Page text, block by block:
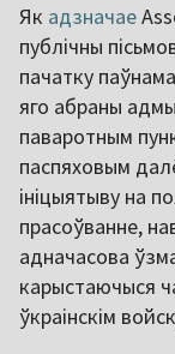
Як адзначае
публічны
пачатку
яго абраны
паваротным
паспяховым
ініцыятыву на
прасоўванне,
адначасова
карыстаючыся
ўкраінскім